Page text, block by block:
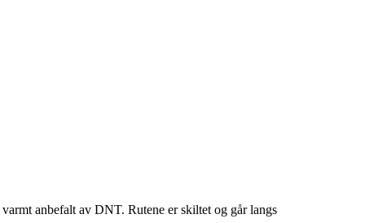
anbefalt av DNT. Rutene er skiltet og går langs